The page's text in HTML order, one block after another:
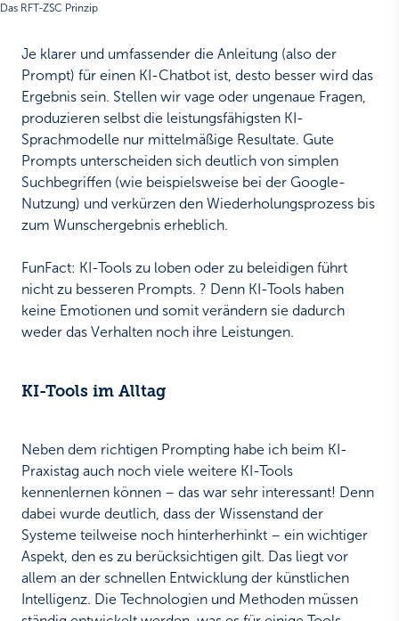
Das RFT-ZSC Prinzip
Je klarer und umfassender die Anleitung (also der
Prompt) für einen KI-Chatbot ist, desto besser wird das
Ergebnis sein. Stellen wir vage oder ungenaue Fragen,
produzieren selbst die leistungsfähigsten KI-
Sprachmodelle nur mittelmäßige Resultate. Gute
Prompts unterscheiden sich deutlich von simplen
Suchbegriffen (wie beispielsweise bei der Google-
Nutzung) und verkürzen den Wiederholungsprozess bis
zum Wunschergebnis erheblich.
FunFact: KI-Tools zu loben oder zu beleidigen führt
nicht zu besseren Prompts. ? Denn KI-Tools haben
keine Emotionen und somit verändern sie dadurch
weder das Verhalten noch ihre Leistungen.
KI-Tools im Alltag
Neben dem richtigen Prompting habe ich beim KI-
Praxistag auch noch viele weitere KI-Tools
kennenlernen können – das war sehr interessant! Denn
dabei wurde deutlich, dass der Wissenstand der
Systeme teilweise noch hinterherhinkt – ein wichtiger
Aspekt, den es zu berücksichtigen gilt. Das liegt vor
allem an der schnellen Entwicklung der künstlichen
Intelligenz. Die Technologien und Methoden müssen